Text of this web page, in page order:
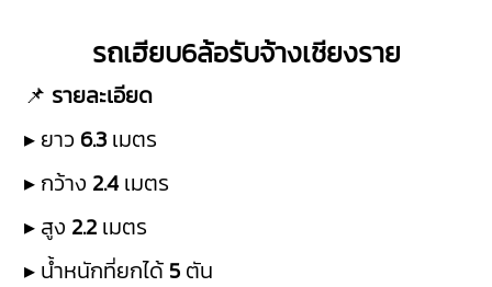
รถเฮียบ6ล้อรับจ้างเชียงราย
📌 รายละเอียด
▸ ยาว 6.3 เมตร
▸ กว้าง 2.4 เมตร
▸ สูง 2.2 เมตร
▸ น้ำหนักที่ยกได้ 5 ตัน